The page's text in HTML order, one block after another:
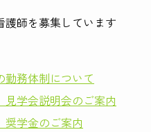
師を募集しています
務体制について
学会説明会のご案内
学金のご案内